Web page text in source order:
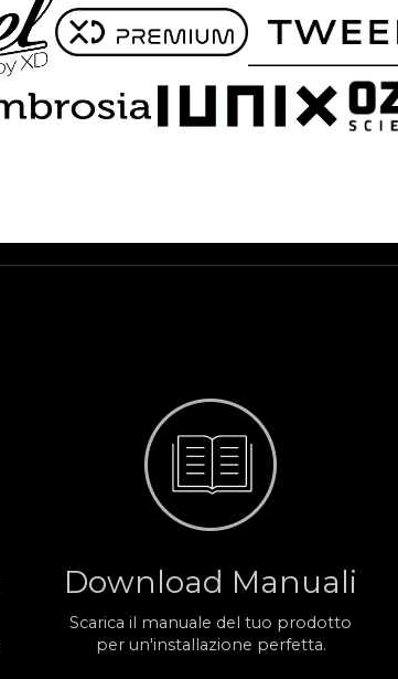
Download Manuali
Scarica il manuale del tuo prodotto
per un'installazione perfetta.